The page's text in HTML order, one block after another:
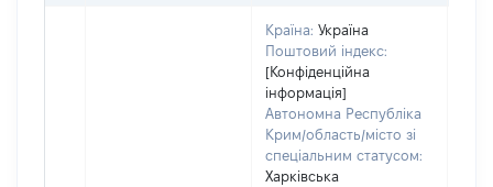
Країна: Україна
Поштовий індекс:
[Конфіденційна
інформація]
Автономна Республіка
Крим/область/місто зі
спеціальним статусом:
Харківська